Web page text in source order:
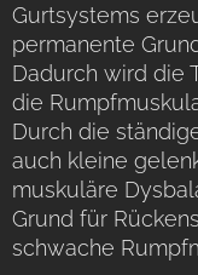
Gurtsystems
permanente
Dadurch wird die
die
Durch die
auch kleine
muskuläre
Grund für
schwache